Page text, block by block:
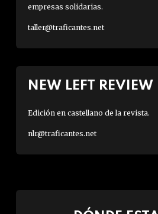
empresas solidarias.
taller@traficantes.net
NEW LEFT REVIEW
Edición en castellano de la revista.
nlr@traficantes.net